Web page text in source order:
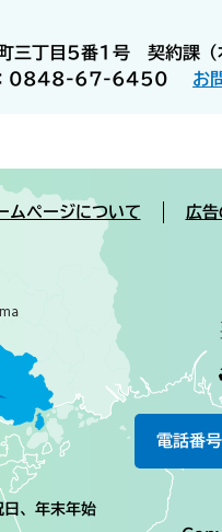
三丁目5番1号 契約課（
0848-67-6450 お
ムページについて 広
、年末年始
電話番